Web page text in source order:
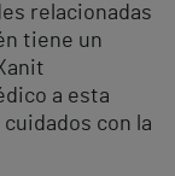
relacionadas
tiene un
a esta
con la